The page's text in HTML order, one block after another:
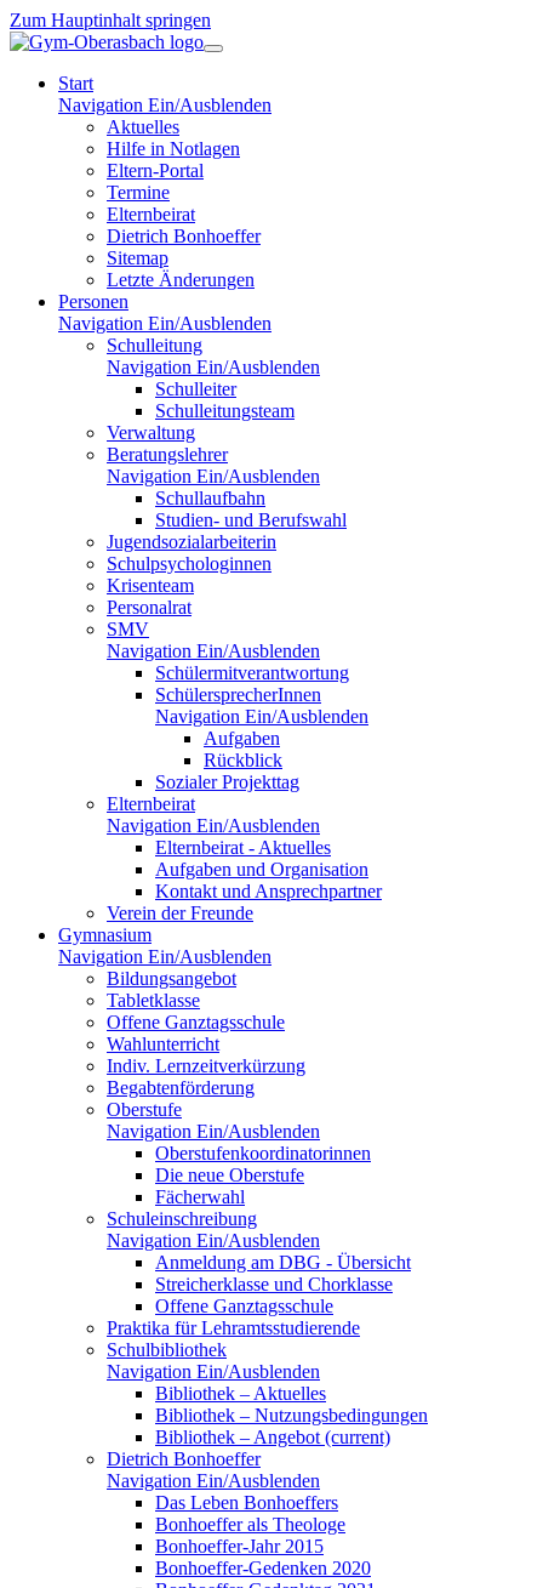
Zum Hauptinhalt springen
Start
Navigation Ein/Ausblenden
Aktuelles
Hilfe in Notlagen
Eltern-Portal
Termine
Elternbeirat
Dietrich Bonhoeffer
Sitemap
Letzte Änderungen
Personen
Navigation Ein/Ausblenden
Schulleitung
Navigation Ein/Ausblenden
Schulleiter
Schulleitungsteam
Verwaltung
Beratungslehrer
Navigation Ein/Ausblenden
Schullaufbahn
Studien- und Berufswahl
Jugendsozialarbeiterin
Schulpsychologinnen
Krisenteam
Personalrat
SMV
Navigation Ein/Ausblenden
Schülermitverantwortung
SchülersprecherInnen
Navigation Ein/Ausblenden
Aufgaben
Rückblick
Sozialer Projekttag
Elternbeirat
Navigation Ein/Ausblenden
Elternbeirat - Aktuelles
Aufgaben und Organisation
Kontakt und Ansprechpartner
Verein der Freunde
Gymnasium
Navigation Ein/Ausblenden
Bildungsangebot
Tabletklasse
Offene Ganztagsschule
Wahlunterricht
Indiv. Lernzeitverkürzung
Begabtenförderung
Oberstufe
Navigation Ein/Ausblenden
Oberstufenkoordinatorinnen
Die neue Oberstufe
Fächerwahl
Schuleinschreibung
Navigation Ein/Ausblenden
Anmeldung am DBG - Übersicht
Streicherklasse und Chorklasse
Offene Ganztagsschule
Praktika für Lehramtsstudierende
Schulbibliothek
Navigation Ein/Ausblenden
Bibliothek – Aktuelles
Bibliothek – Nutzungsbedingungen
Bibliothek – Angebot (current)
Dietrich Bonhoeffer
Navigation Ein/Ausblenden
Das Leben Bonhoeffers
Bonhoeffer als Theologe
Bonhoeffer-Jahr 2015
Bonhoeffer-Gedenken 2020